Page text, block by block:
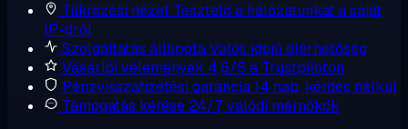
Tükrözési nézet Teszteld a hálózatunkat a saját
IP-dről
Szolgáltatás állapotaValós idejű elérhetőség
Vásárlói vélemények 4,6/5 a Trustpiloton
Pénzvisszafizetési garancia14 nap, kérdés nélkül
Támogatás kérése 24/7, valódi mérnökök